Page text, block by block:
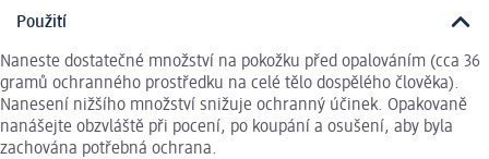
Použití
Naneste dostatečné množství na pokožku před opalováním (cca 36
gramů ochranného prostředku na celé tělo dospělého člověka).
Nanesení nižšího množství snižuje ochranný účinek. Opakovaně
nanášejte obzvláště při pocení, po koupání a osušení, aby byla
zachována potřebná ochrana.